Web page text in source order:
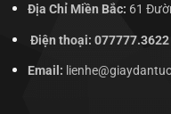
Địa Chỉ Miền Bắc: 61
Điện thoại: 077777.3622
Email: